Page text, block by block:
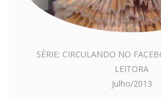
SÈRIE: CIRCULANDO NO
LEITORA
Julho/2013